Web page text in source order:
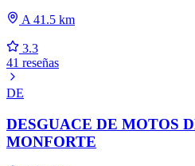
A 41.5 km
3.3
41 reseñas
DE
DESGUACE DE MOTOS
MONFORTE